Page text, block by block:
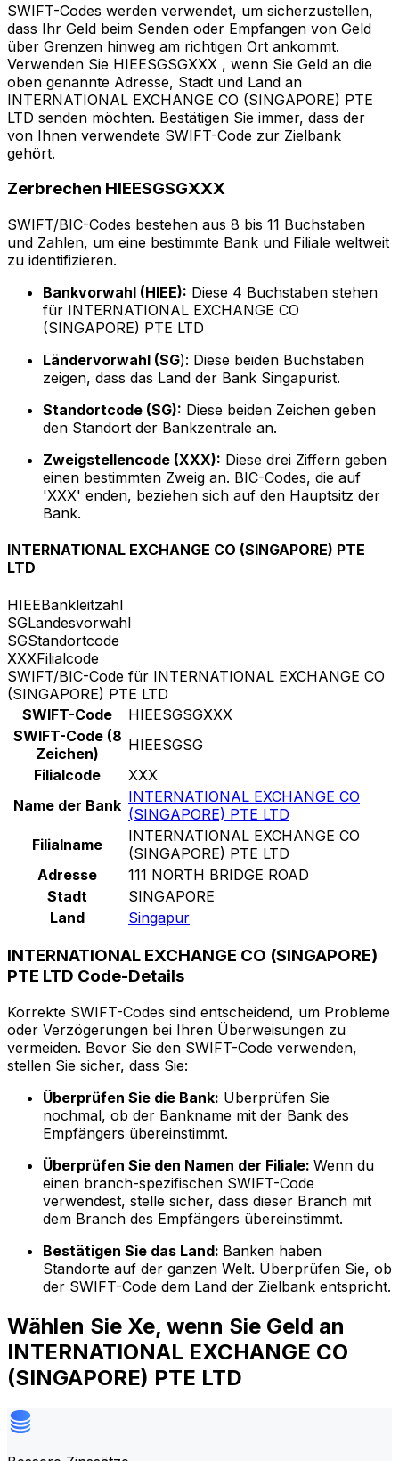
SWIFT-Codes werden verwendet, um sicherzustellen,
dass Ihr Geld beim Senden oder Empfangen von Geld
über Grenzen hinweg am richtigen Ort ankommt.
Verwenden Sie HIEESGSGXXX , wenn Sie Geld an die
oben genannte Adresse, Stadt und Land an
INTERNATIONAL EXCHANGE CO (SINGAPORE) PTE
LTD senden möchten. Bestätigen Sie immer, dass der
von Ihnen verwendete SWIFT-Code zur Zielbank
gehört.
Zerbrechen HIEESGSGXXX
SWIFT/BIC-Codes bestehen aus 8 bis 11 Buchstaben
und Zahlen, um eine bestimmte Bank und Filiale weltweit
zu identifizieren.
Bankvorwahl (HIEE): Diese 4 Buchstaben stehen
für INTERNATIONAL EXCHANGE CO
(SINGAPORE) PTE LTD
Ländervorwahl (SG): Diese beiden Buchstaben
zeigen, dass das Land der Bank Singapurist.
Standortcode (SG): Diese beiden Zeichen geben
den Standort der Bankzentrale an.
Zweigstellencode (XXX): Diese drei Ziffern geben
einen bestimmten Zweig an. BIC-Codes, die auf
'XXX' enden, beziehen sich auf den Hauptsitz der
Bank.
INTERNATIONAL EXCHANGE CO (SINGAPORE) PTE
LTD
HIEEBankleitzahl
SGLandesvorwahl
SGStandortcode
XXXFilialcode
SWIFT/BIC-Code für INTERNATIONAL EXCHANGE CO
(SINGAPORE) PTE LTD
SWIFT-Code
HIEESGSGXXX
SWIFT-Code (8
Zeichen)
HIEESGSG
Filialcode
XXX
Name der Bank INTERNATIONAL EXCHANGE CO
(SINGAPORE) PTE LTD
Filialname
INTERNATIONAL EXCHANGE CO
(SINGAPORE) PTE LTD
Adresse
111 NORTH BRIDGE ROAD
Stadt
SINGAPORE
Land
Singapur
INTERNATIONAL EXCHANGE CO (SINGAPORE)
PTE LTD Code-Details
Korrekte SWIFT-Codes sind entscheidend, um Probleme
oder Verzögerungen bei Ihren Überweisungen zu
vermeiden. Bevor Sie den SWIFT-Code verwenden,
stellen Sie sicher, dass Sie:
Überprüfen Sie die Bank: Überprüfen Sie
nochmal, ob der Bankname mit der Bank des
Empfängers übereinstimmt.
Überprüfen Sie den Namen der Filiale: Wenn du
einen branch-spezifischen SWIFT-Code
verwendest, stelle sicher, dass dieser Branch mit
dem Branch des Empfängers übereinstimmt.
Bestätigen Sie das Land: Banken haben
Standorte auf der ganzen Welt. Überprüfen Sie, ob
der SWIFT-Code dem Land der Zielbank entspricht.
Wählen Sie Xe, wenn Sie Geld an
INTERNATIONAL EXCHANGE CO
(SINGAPORE) PTE LTD